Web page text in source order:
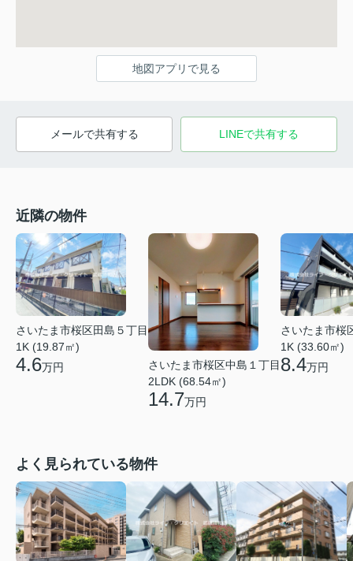
地図アプリで見る
メールで共有する LINEで共有する
近隣の物件
さいたま市桜区田島５丁目
1K (19.87㎡)
4.6万円
さいたま市桜区中島１丁目
2LDK (68.54㎡)
14.7万円
さいたま市桜
1K (33.60㎡)
8.4万円
よく見られている物件